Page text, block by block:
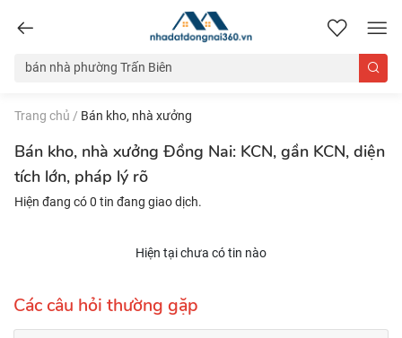
nhadatdongnai360.vn
Trang chủ / Bán kho, nhà xưởng
Bán kho, nhà xưởng Đồng Nai: KCN, gần KCN, diện
tích lớn, pháp lý rõ
Hiện đang có 0 tin đang giao dịch.
Hiện tại chưa có tin nào
Các câu hỏi thường gặp